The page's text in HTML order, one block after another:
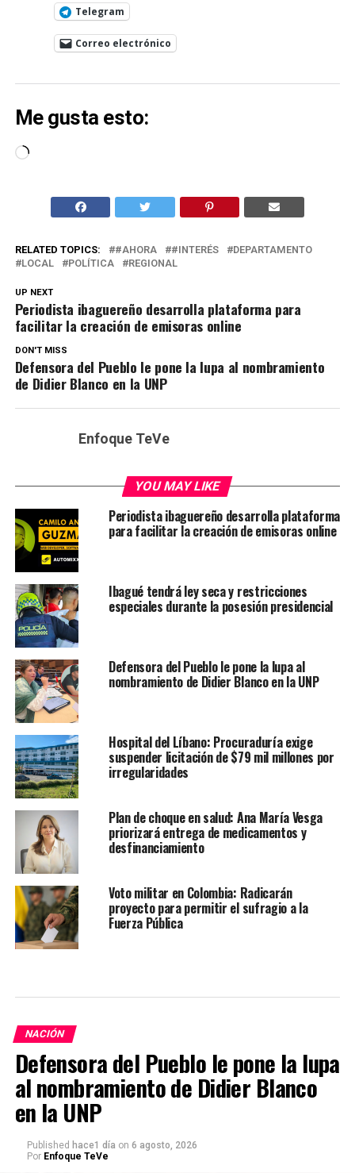
Telegram
Correo electrónico
Me gusta esto:
Cargando...
RELATED TOPICS: #AHORA #INTERÉS
DEPARTAMENTO
LOCAL
POLÍTICA REGIONAL
UP NEXT
Periodista ibaguereño desarrolla plataforma para
facilitar la creación de emisoras online
DON'T MISS
Defensora del Pueblo le pone la lupa al nombramiento
de Didier Blanco en la UNP
Enfoque TeVe
YOU MAY LIKE
Periodista ibaguereño desarrolla plataforma
para facilitar la creación de emisoras online
Ibagué tendrá ley seca y restricciones
especiales durante la posesión presidencial
Defensora del Pueblo le pone la lupa al
nombramiento de Didier Blanco en la UNP
Hospital del Líbano: Procuraduría exige
suspender licitación de $79 mil millones por
irregularidades
Plan de choque en salud: Ana María Vesga
priorizará entrega de medicamentos y
desfinanciamiento
Voto militar en Colombia: Radicarán
proyecto para permitir el sufragio a la
Fuerza Pública
NACIÓN
Defensora del Pueblo le pone la lupa
al nombramiento de Didier Blanco
en la UNP
Published hace1 día on 6 agosto, 2026
Por Enfoque TeVe